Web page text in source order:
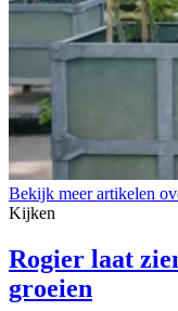
Bekijk meer artikelen
Kijken
Rogier laat
groeien